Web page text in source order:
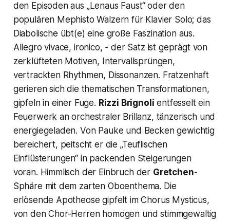
den Episoden aus „Lenaus Faust“ oder den
populären Mephisto Walzern für Klavier Solo; das
Diabolische übt(e) eine große Faszination aus.
Allegro vivace, ironico, - der Satz ist geprägt von
zerklüfteten Motiven, Intervallsprüngen,
vertrackten Rhythmen, Dissonanzen. Fratzenhaft
gerieren sich die thematischen Transformationen,
gipfeln in einer Fuge. Rizzi Brignoli entfesselt ein
Feuerwerk an orchestraler Brillanz, tänzerisch und
energiegeladen. Von Pauke und Becken gewichtig
bereichert, peitscht er die „Teuflischen
Einflüsterungen“ in packenden Steigerungen
voran. Himmlisch der Einbruch der Gretchen-
Sphäre mit dem zarten Oboenthema. Die
erlösende Apotheose gipfelt im Chorus Mysticus,
von den Chor-Herren homogen und stimmgewaltig